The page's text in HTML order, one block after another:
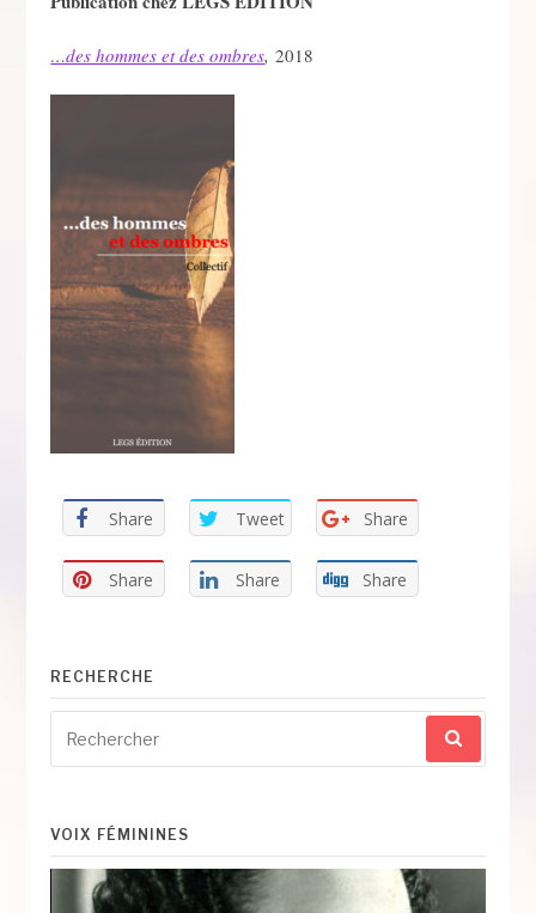
…des hommes et des ombres,2018
Share Tweet Share
Share Share Share
RECHERCHE
pour
:
VOIX FÉMININES